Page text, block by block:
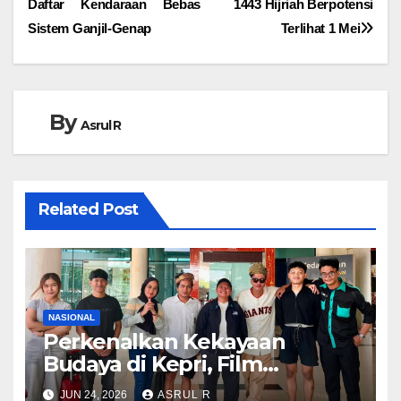
pos
1443 Hijriah Berpotensi
Terlihat 1 Mei
Daftar Kendaraan Bebas
Sistem Ganjil-Genap
ByAsrul R
Related Post
NASIONAL
Perkenalkan Kekayaan
Budaya di Kepri, Film
“Samudra di Atas Laut”
JUN 24, 2026 ASRUL R